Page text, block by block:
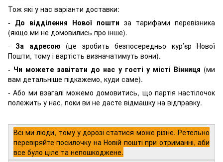
Тож які у нас варіанти доставки:
- До відділення Нової пошти за тарифами перевізника
(якщо ми не домовились про інше).
- За адресою (це зробить безпосередньо кур’єр Нової
Пошти, тому і вартість визначатимуть вони).
- Чи можете завітати до нас у гості у місті Вінниця (ми
вам детальніше підкажемо, куди саме).
- Або ми взагалі можемо домовитись, що партія настілочок
полежить у нас, поки ви не дасте відмашку на відправку.
Всі ми люди, тому у дорозі статися може різне. Ретельно
перевіряйте посилочку на Новій пошті при отриманні, аби
все було ціле та непошкоджене.